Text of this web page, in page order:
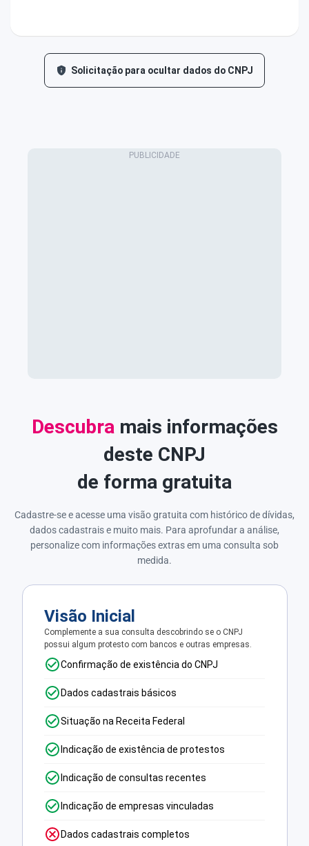
Solicitação para ocultar dados do CNPJ
Descubra mais informações
deste CNPJ
de forma gratuita
Cadastre-se e acesse uma visão gratuita com histórico de dívidas,
dados cadastrais e muito mais. Para aprofundar a análise,
personalize com informações extras em uma consulta sob
medida.
Visão Inicial
Complemente a sua consulta descobrindo se o CNPJ
possui algum protesto com bancos e outras empresas.
Confirmação de existência do CNPJ
Dados cadastrais básicos
Situação na Receita Federal
Indicação de existência de protestos
Indicação de consultas recentes
Indicação de empresas vinculadas
Dados cadastrais completos